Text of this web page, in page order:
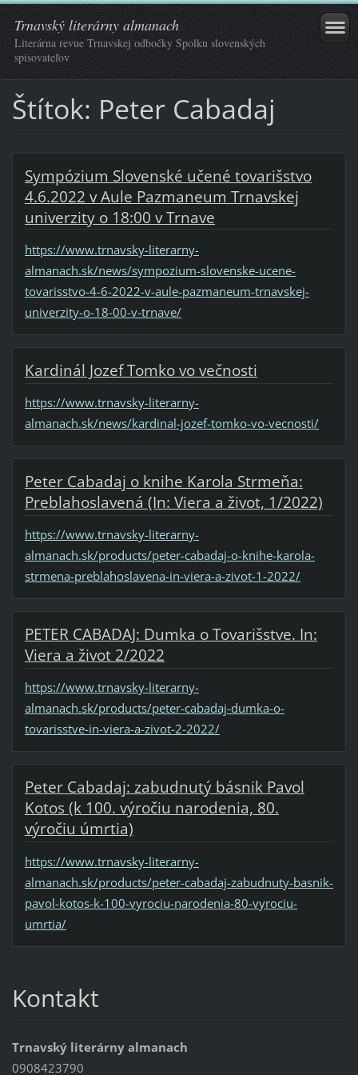
Trnavský literárny almanach
Literárna revue Trnavskej odbočky Spolku slovenských
spisovateľov
Štítok: Peter Cabadaj
Sympózium Slovenské učené tovarišstvo
4.6.2022 v Aule Pazmaneum Trnavskej
univerzity o 18:00 v Trnave
https://www.trnavsky-literarny-
almanach.sk/news/sympozium-slovenske-ucene-
tovarisstvo-4-6-2022-v-aule-pazmaneum-trnavskej-
univerzity-o-18-00-v-trnave/
Kardinál Jozef Tomko vo večnosti
https://www.trnavsky-literarny-
almanach.sk/news/kardinal-jozef-tomko-vo-vecnosti/
Peter Cabadaj o knihe Karola Strmeňa:
Preblahoslavená (In: Viera a život, 1/2022)
https://www.trnavsky-literarny-
almanach.sk/products/peter-cabadaj-o-knihe-karola-
strmena-preblahoslavena-in-viera-a-zivot-1-2022/
PETER CABADAJ: Dumka o Tovarišstve. In:
Viera a život 2/2022
https://www.trnavsky-literarny-
almanach.sk/products/peter-cabadaj-dumka-o-
tovarisstve-in-viera-a-zivot-2-2022/
Peter Cabadaj: zabudnutý básnik Pavol
Kotos (k 100. výročiu narodenia, 80.
výročiu úmrtia)
https://www.trnavsky-literarny-
almanach.sk/products/peter-cabadaj-zabudnuty-basnik-
pavol-kotos-k-100-vyrociu-narodenia-80-vyrociu-
umrtia/
Kontakt
Trnavský literárny almanach
0908423790